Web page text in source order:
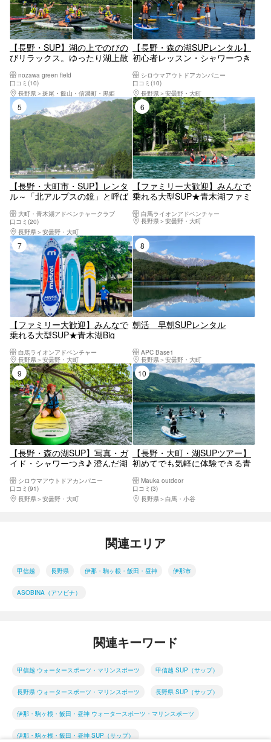
【長野・SUP】湖の上でのびの
びリラックス。ゆったり湖上散
nozawa green field
口コミ(10)
長野県
斑尾・飯山・信濃町・黒姫
【長野・森の湖SUPレンタル】
初心者レッスン・シャワーつき
すめ！木崎湖で気軽にクルージ
ング♪
シロウマアウトドアカンパニー
口コミ(10)
長野県
安曇野・大町
5位
【長野・大町市・SUP】レンタ
ル～「北アルプスの鏡」と呼ば
大町・青木湖アドベンチャークラブ
口コミ(20)
長野県
安曇野・大町
6位
【ファミリー大歓迎】みんなで
乗れる大型SUP★青木湖ファミ
り】3歳から参加OK
白馬ライオンアドベンチャー
長野県
安曇野・大町
7位
【ファミリー大歓迎】みんなで
乗れる大型SUP★青木湖Big
可】3歳から参加OK
白馬ライオンアドベンチャー
長野県
安曇野・大町
朝活 早朝SUPレンタル
APC Base1
長野県
安曇野・大町
9位
【長野・森の湖SUP】写真・ガ
イド・シャワーつき♪ 澄んだ湖
気！みんな楽しい木崎湖SUPツ
アー
シロウマアウトドアカンパニー
口コミ(91)
長野県
安曇野・大町
10位
【長野・大町・湖SUPツアー】
初めてでも気軽に体験できる青
木湖ブルーに癒されに行こ
う！！
Mauka outdoor
口コミ(3)
長野県
白馬・小谷
関連エリア
甲信越 長野県 伊那・駒ヶ根・飯田・昼神 伊那市
ASOBINA（アソビナ）
関連キーワード
甲信越 ウォータースポーツ・マリンスポーツ 甲信越 SUP（サップ）
長野県 ウォータースポーツ・マリンスポーツ 長野県 SUP（サップ）
伊那・駒ヶ根・飯田・昼神 ウォータースポーツ・マリンスポーツ
伊那・駒ヶ根・飯田・昼神 SUP（サップ）